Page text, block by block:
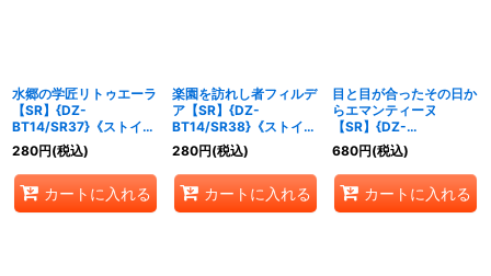
水郷の学匠リトゥエーラ
【SR】{DZ-
BT14/SR37}《ストイケ
イア》
280円(税込)
カートに入れる
楽園を訪れし者フィルデ
ア【SR】{DZ-
BT14/SR38}《ストイケ
イア》
280円(税込)
カートに入れる
目と目が合ったその日か
らエマンティーヌ
【SR】{DZ-
BT14/SR40}《リリカル
モナステリオ》
680円(税込)
カートに入れる